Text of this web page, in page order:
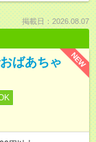
掲載日：2026.08.07
NEW
ばあちゃ